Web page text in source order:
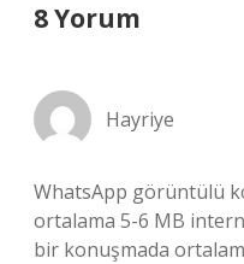
8 Yorum
Hayriye
WhatsApp görüntülü
ortalama 5-6 MB
bir konuşmada